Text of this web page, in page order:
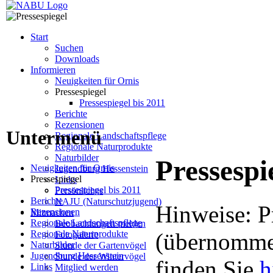
Start
Suchen
Downloads
Informieren
Neuigkeiten für Ornis
Pressespiegel
Pressespiegel bis 2011
Berichte
Rezensionen
Regionale Landschaftspflege
Regionale Naturprodukte
Naturbilder
Jugendburg Hessenstein
Links
Persönliches
NAJU (Naturschutzjugend)
Mitmachen
Beobachtungen melden
Fotogalerie
Stunde der Gartenvögel
Stunde der Wintervögel
Mitglied werden
Untermenü
Neuigkeiten für Ornis
Pressespiegel
Pressespiegel bis 2011
Berichte
Rezensionen
Regionale Landschaftspflege
Regionale Naturprodukte
Naturbilder
Jugendburg Hessenstein
Links
Hinweise: